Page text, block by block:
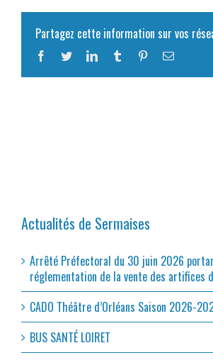
Partagez cette information sur vos
Facebook
TwitterLinkedInTumblr PinterestEmail
Actualités de Sermaises
Arrêté Préfectoral du 30 juin 2026
réglementation de la vente des artifices
CADO Théâtre d’Orléans Saison 2026-
BUS SANTÉ LOIRET